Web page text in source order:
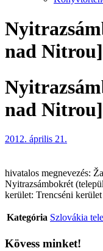
nad Nitrou]
nad Nitrou]
2012. április 21.
hivatalos megnevezés:
Nyitrazsámbokrét
kerület: Trencséni
Kategória Szlovákia
Kövess minket!